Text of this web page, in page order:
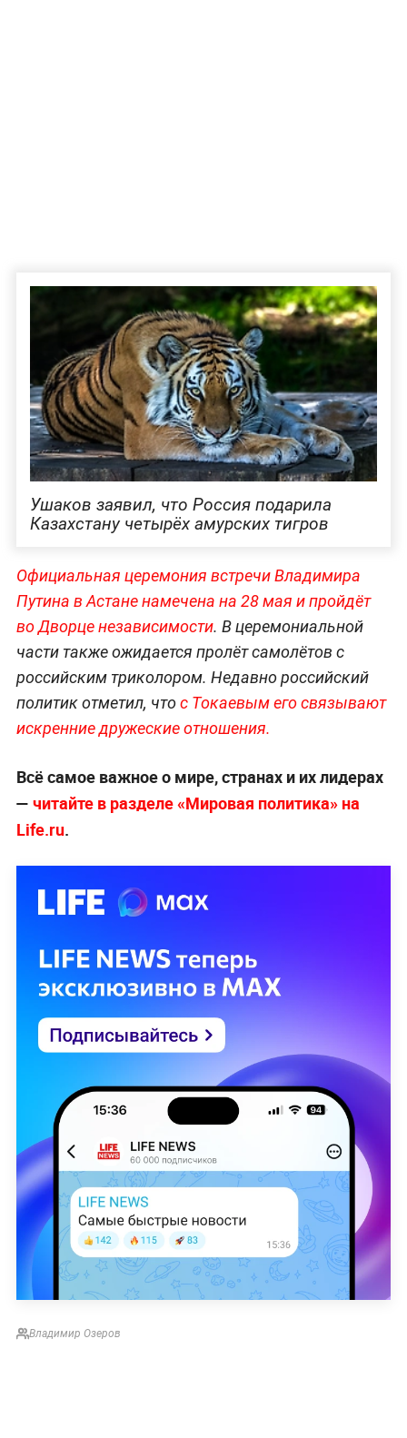
Ушаков заявил, что Россия подарила
Казахстану четырёх амурских тигров
Официальная церемония встречи Владимира
Путина в Астане намечена на 28 мая и пройдёт
во Дворце независимости. В церемониальной
части также ожидается пролёт самолётов с
российским триколором. Недавно российский
политик отметил, чтос Токаевым его связывают
искренние дружеские отношения.
Всё самое важное о мире, странах и их лидерах
— читайте в разделе «Мировая политика» на
Life.ru.
Владимир Озеров